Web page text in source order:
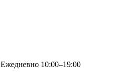
Ежедневно 10:00–19:00